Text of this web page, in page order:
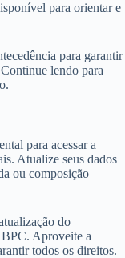
para orientar e
para garantir
lendo para
para acessar a
Atualize seus dados
ou composição
do
Aproveite a
todos os direitos.